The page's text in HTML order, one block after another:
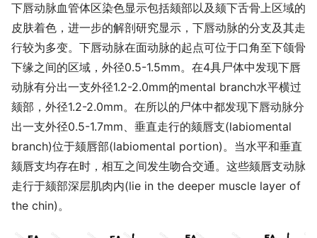
下唇动脉血管体区染色显示包括颏部以及颏下舌骨上区域的
皮肤着色，进一步的解剖研究显示，下唇动脉的分支及其走
行较为多变。下唇动脉在面动脉的起点可位于口角至下颌骨
下缘之间的区域，外径0.5-1.5mm。在4具尸体中发现下唇
动脉有分出一支外径1.2-2.0mm的mental branch水平横过
颏部，外径1.2-2.0mm。在所以的尸体中都发现下唇动脉分
出一支外径0.5-1.7mm、垂直走行的颏唇支(labiomental
branch)位于颏唇部(labiomental portion)。当水平和垂直
颏唇支均存在时，相互之间发生吻合交通。这些颏唇支动脉
走行于颏部深层肌肉内(lie in the deeper muscle layer of
the chin)。